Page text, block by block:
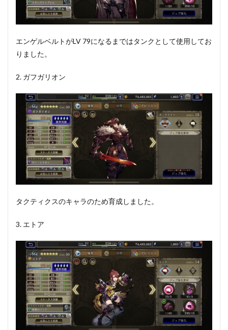
エンゲルベルトがLV 79になるまではタンクとして使用してお
りました。
2. ガフガリオン
タクティクスのキャラのため育成しました。
3. エトア